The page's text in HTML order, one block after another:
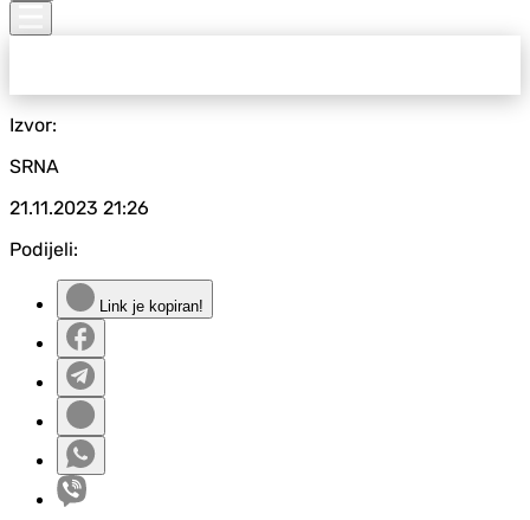
Izvor:
SRNA
21.11.2023 21:26
Podijeli:
Link je kopiran!